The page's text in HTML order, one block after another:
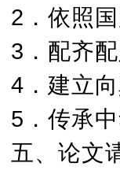
2．依照
3．配齐
4．建立
5．传承
五、论文